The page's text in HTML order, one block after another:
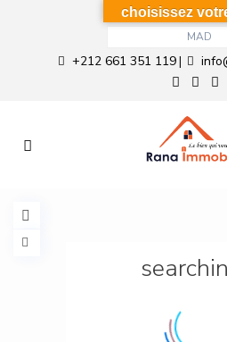
MAD
+212 661 351 119|
choisissez